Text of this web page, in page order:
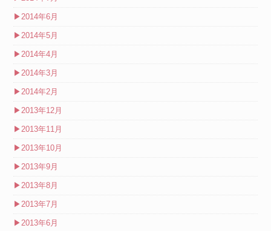
▶2014年6月
▶2014年5月
▶2014年4月
▶2014年3月
▶2014年2月
▶2013年12月
▶2013年11月
▶2013年10月
▶2013年9月
▶2013年8月
▶2013年7月
▶2013年6月